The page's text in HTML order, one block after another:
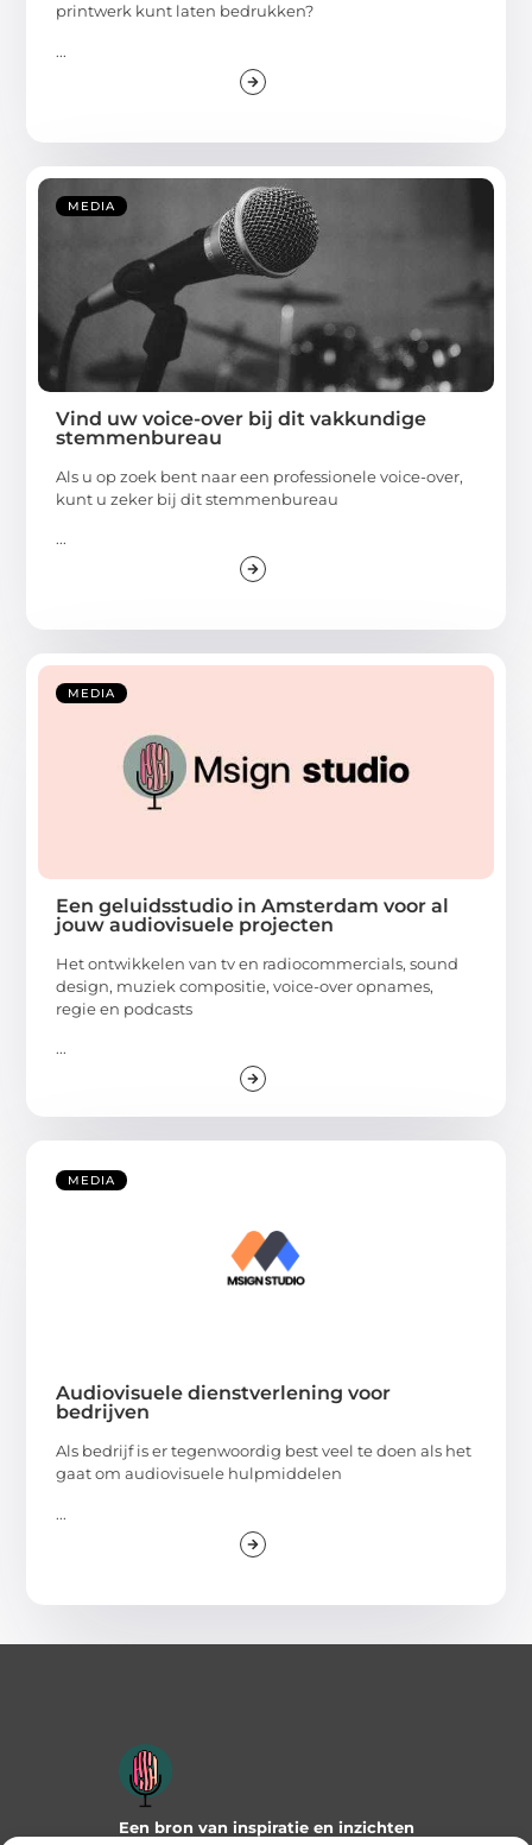
printwerk kunt laten bedrukken?
...
MEDIA
Vind uw voice-over bij dit vakkundige
stemmenbureau
Als u op zoek bent naar een professionele voice-over,
kunt u zeker bij dit stemmenbureau
...
MEDIA
Een geluidsstudio in Amsterdam voor al
jouw audiovisuele projecten
Het ontwikkelen van tv en radiocommercials, sound
design, muziek compositie, voice-over opnames,
regie en podcasts
...
MEDIA
Audiovisuele dienstverlening voor
bedrijven
Als bedrijf is er tegenwoordig best veel te doen als het
gaat om audiovisuele hulpmiddelen
...
Een bron van inspiratie en inzichten